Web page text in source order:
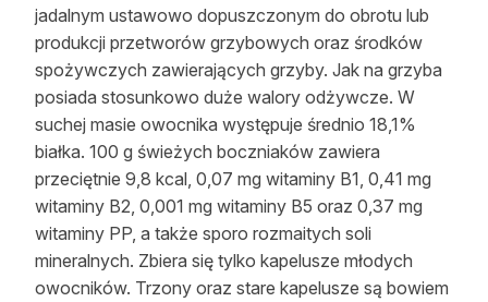
jadalnym ustawowo dopuszczonym do obrotu lub
produkcji przetworów grzybowych oraz środków
spożywczych zawierających grzyby. Jak na grzyba
posiada stosunkowo duże walory odżywcze. W
suchej masie owocnika występuje średnio 18,1%
białka. 100 g świeżych boczniaków zawiera
przeciętnie 9,8 kcal, 0,07 mg witaminy B1, 0,41 mg
witaminy B2, 0,001 mg witaminy B5 oraz 0,37 mg
witaminy PP, a także sporo rozmaitych soli
mineralnych. Zbiera się tylko kapelusze młodych
owocników. Trzony oraz stare kapelusze są bowiem